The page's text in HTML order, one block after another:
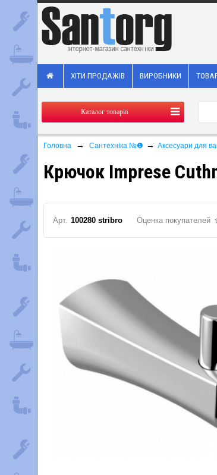
ХІТИ ПРОДАЖІВ ВИРОБНИКИ
Каталог товарів
Головна → Сантехніка №❶ → Аксесуари для
Крючок Imprese
Арт. 100280 stribro Оценка покупателей